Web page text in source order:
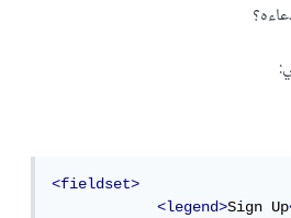
<fieldset>
<legend>Sign